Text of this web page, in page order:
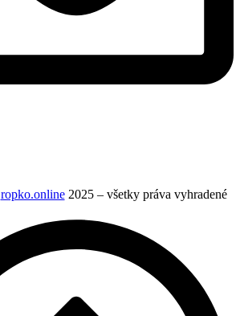
ropko.online2025 – všetky práva vyhradené